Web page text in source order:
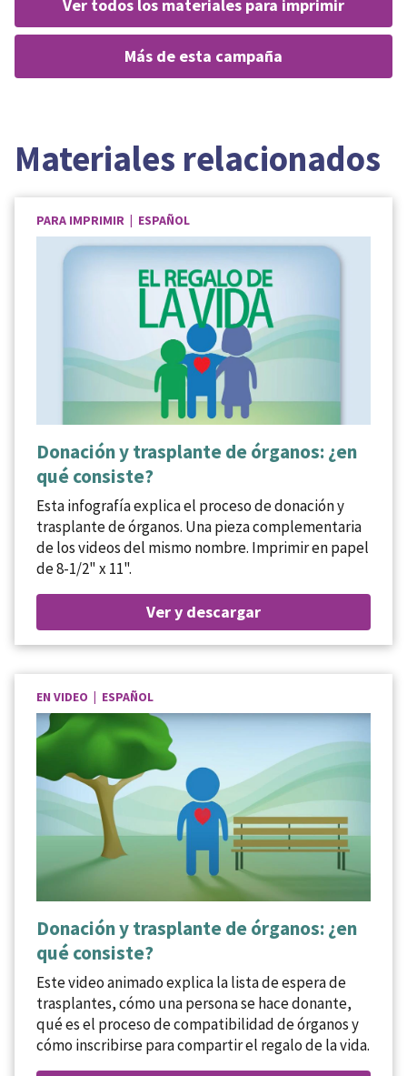
ver todos los materiales para imprimir
más de esta campaña
Materiales relacionados
PARA IMPRIMIR | ESPAÑOL
Donación y trasplante de órganos: ¿en
qué consiste?
Esta infografía explica el proceso de donación y
trasplante de órganos. Una pieza complementaria
de los videos del mismo nombre. Imprimir en papel
de 8-1/2" x 11".
Ver y descargar
EN VIDEO | ESPAÑOL
Donación y trasplante de órganos: ¿en
qué consiste?
Este video animado explica la lista de espera de
trasplantes, cómo una persona se hace donante,
qué es el proceso de compatibilidad de órganos y
cómo inscribirse para compartir el regalo de la vida.